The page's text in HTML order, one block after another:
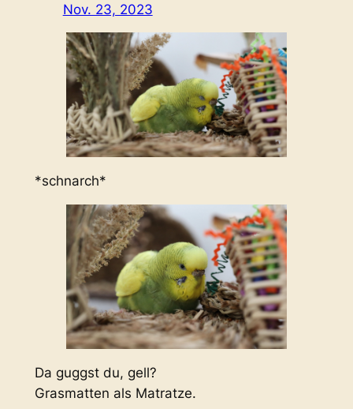
Nov. 23, 2023
*schnarch*
Da guggst du, gell?
Grasmatten als Matratze.